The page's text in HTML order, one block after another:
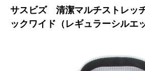
サスビズ 清潔マルチストレッ
ックワイド（レギュラーシルエ